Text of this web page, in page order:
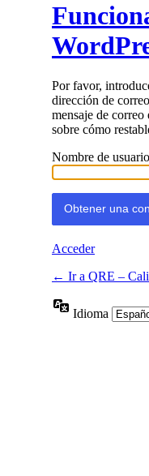
Por favor,
dirección de
mensaje de
sobre cómo
Nombre de
Acceder
← Ir a QRE –
Idioma